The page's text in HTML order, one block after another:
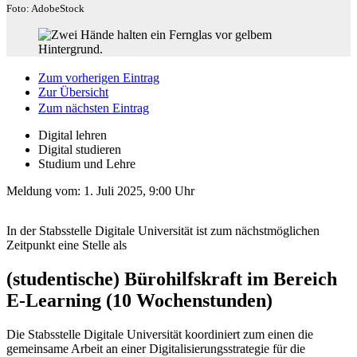
Foto: AdobeStock
Zum vorherigen Eintrag
Zur Übersicht
Zum nächsten Eintrag
Digital lehren
Digital studieren
Studium und Lehre
Meldung vom: 1. Juli 2025, 9:00 Uhr
In der Stabsstelle Digitale Universität ist zum nächstmöglichen
Zeitpunkt eine Stelle als
(studentische) Bürohilfskraft im Bereich
E-Learning (10 Wochenstunden)
Die Stabsstelle Digitale Universität koordiniert zum einen die
gemeinsame Arbeit an einer Digitalisierungsstrategie für die